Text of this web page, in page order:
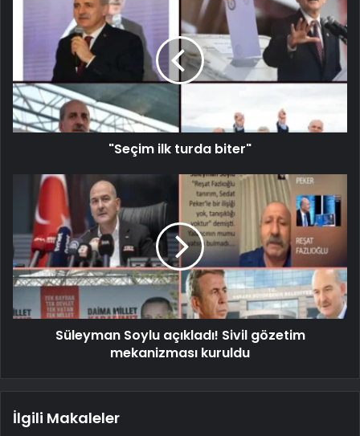
"Seçim ilk turda biter"
Süleyman Soylu açıkladı! Sivil gözetim
mekanizması kuruldu
İlgili Makaleler